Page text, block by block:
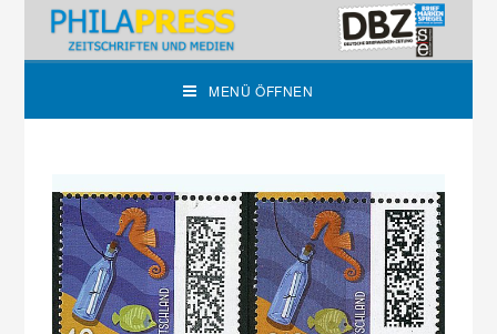
MENÜ ÖFFNEN